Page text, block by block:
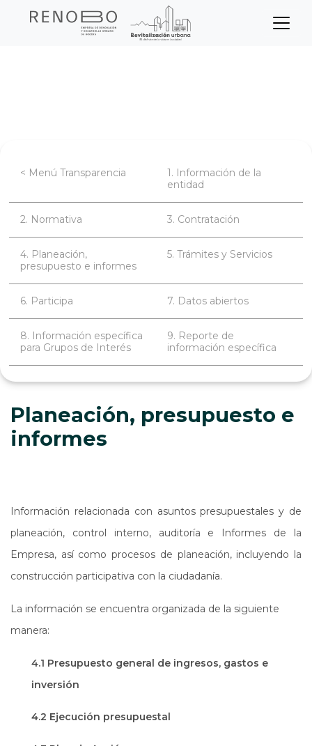
Sitio Web Empresa de
Transparencia
< Menú Transparencia
1. Información de la
entidad
2. Normativa 3. Contratación
4. Planeación,
presupuesto e informes
5. Trámites y Servicios
6. Participa 7. Datos abiertos
8. Información específica
para Grupos de Interés
9. Reporte de
información específica
Planeación, presupuesto e
informes
Información relacionada con asuntos presupuestales y de
planeación, control interno, auditoría e Informes de la
Empresa, así como procesos de planeación, incluyendo la
construcción participativa con la ciudadanía.
La información se encuentra organizada de la siguiente
manera:
4.1 Presupuesto general de ingresos, gastos e
inversión
4.2 Ejecución presupuestal